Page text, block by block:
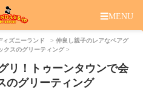
☰MENU
ィズニーランド
仲良し親子のレアなペアグ
クスのグリーティング
リ！トゥーンタウンで会
のグリーティング